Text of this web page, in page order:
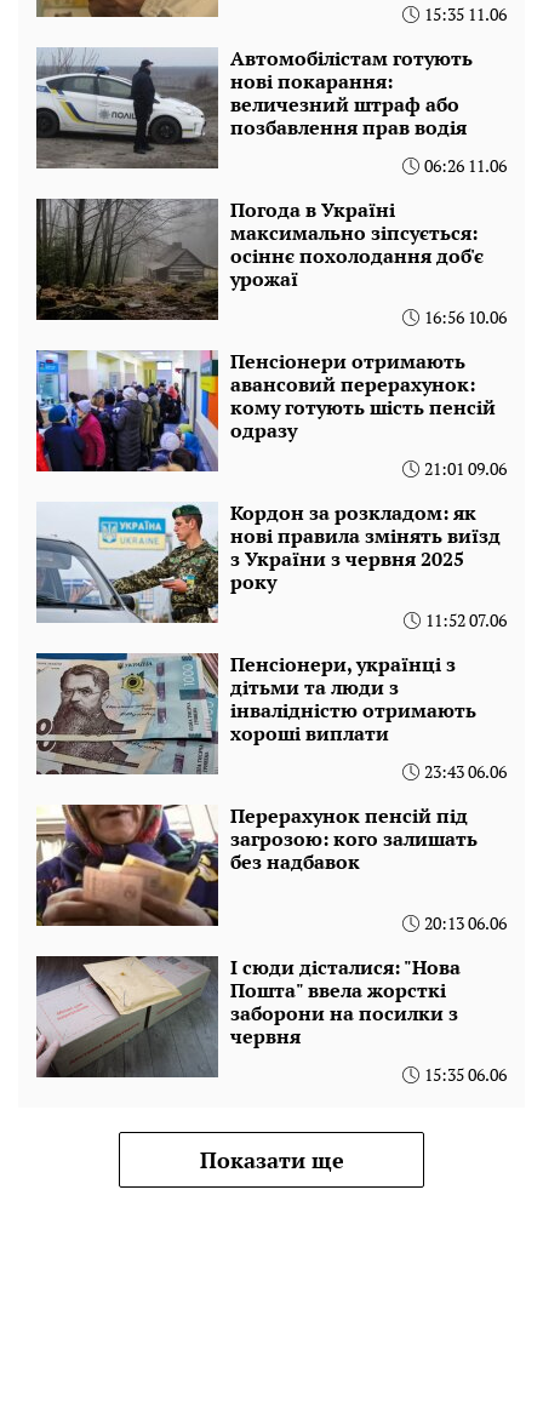
15:35 11.06
Автомобілістам готують
нові покарання:
величезний штраф або
позбавлення прав водія
06:26 11.06
Погода в Україні
максимально зіпсується:
осіннє похолодання доб'є
урожаї
16:56 10.06
Пенсіонери отримають
авансовий перерахунок:
кому готують шість пенсій
одразу
21:01 09.06
Кордон за розкладом: як
нові правила змінять виїзд
з України з червня 2025
року
11:52 07.06
Пенсіонери, українці з
дітьми та люди з
інвалідністю отримають
хороші виплати
23:43 06.06
Перерахунок пенсій під
загрозою: кого залишать
без надбавок
20:13 06.06
І сюди дісталися: "Нова
Пошта" ввела жорсткі
заборони на посилки з
червня
15:35 06.06
Показати ще